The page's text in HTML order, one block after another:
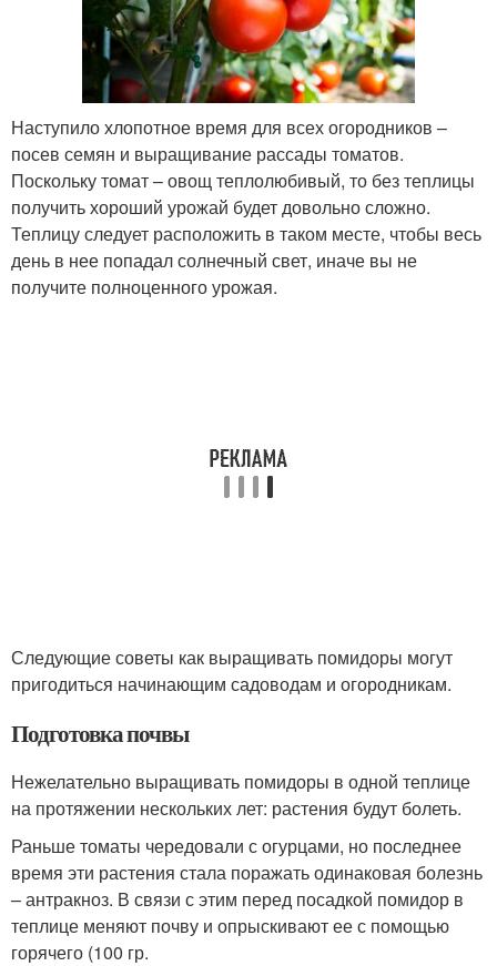
Наступило хлопотное время для всех огородников –
посев семян и выращивание рассады томатов.
Поскольку томат – овощ теплолюбивый, то без теплицы
получить хороший урожай будет довольно сложно.
Теплицу следует расположить в таком месте, чтобы весь
день в нее попадал солнечный свет, иначе вы не
получите полноценного урожая.
Следующие советы как выращивать помидоры могут
пригодиться начинающим садоводам и огородникам.
Подготовка почвы
Нежелательно выращивать помидоры в одной теплице
на протяжении нескольких лет: растения будут болеть.
Раньше томаты чередовали с огурцами, но последнее
время эти растения стала поражать одинаковая болезнь
– антракноз. В связи с этим перед посадкой помидор в
теплице меняют почву и опрыскивают ее с помощью
горячего (100 гр.